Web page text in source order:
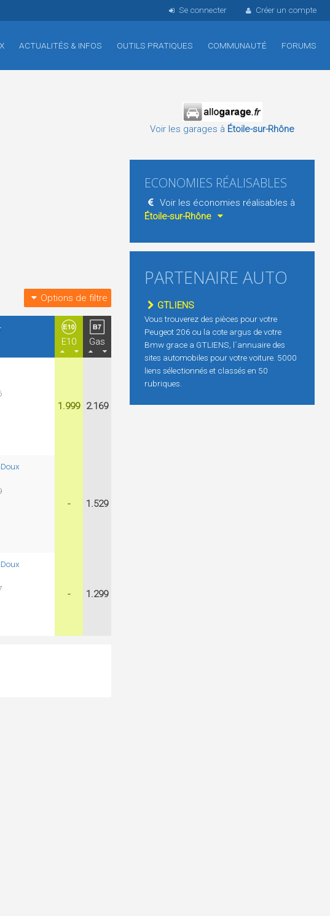
Se connecter Créer un compte
ACTUALITÉS & INFOS OUTILS PRATIQUES COMMUNAUTÉ FORUMS
Options de filtre
E10
Gas
1.999 2.169
- 1.529
- 1.299
Voir les garages à Étoile-sur-Rhône
ECONOMIES RÉALISABLES
Voir les économies réalisables à
Étoile-sur-Rhône
PARTENAIRE AUTO
GTLIENS
Vous trouverez des pièces pour votre
Peugeot 206 ou la cote argus de votre
Bmw grace a GTLIENS, l´annuaire des
sites automobiles pour votre voiture. 5000
liens sélectionnés et classés en 50
rubriques.